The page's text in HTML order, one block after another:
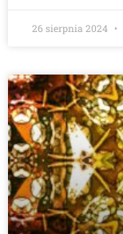
26 sierpnia 2024